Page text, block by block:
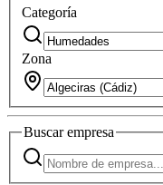
Categoría
Zona
Buscarempresa